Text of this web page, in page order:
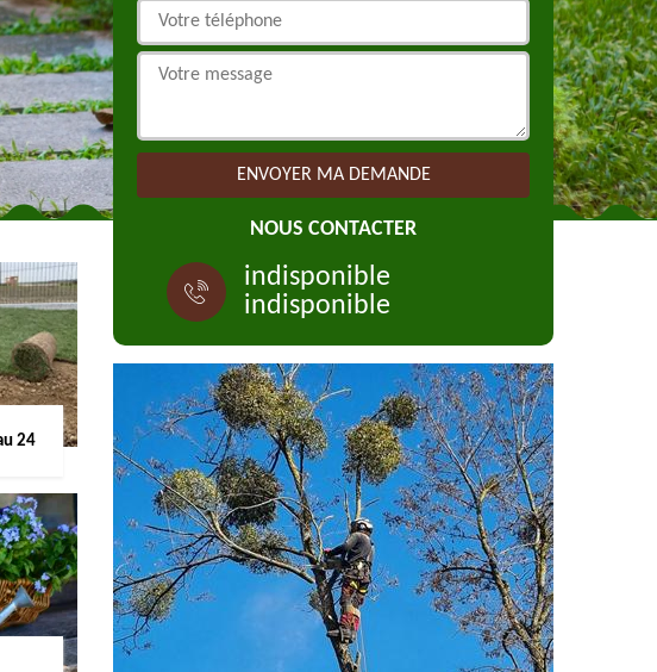
24
NOUS CONTACTER
indisponible
indisponible